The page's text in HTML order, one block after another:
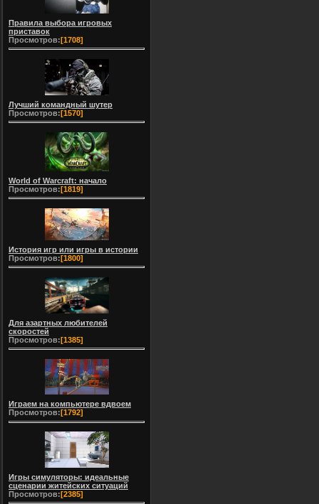
Правила выбора игровых
приставок
Просмотров:[1708]
Лучший командный шутер
Просмотров:[1570]
World of Warcraft: начало
Просмотров:[1819]
История игр или игры в истории
Просмотров:[1800]
Для азартных любителей
скоростей
Просмотров:[1385]
Играем на компьютере вдвоем
Просмотров: [1792]
Игры симуляторы: идеальные
сценарии житейских ситуаций
Просмотров:[2385]